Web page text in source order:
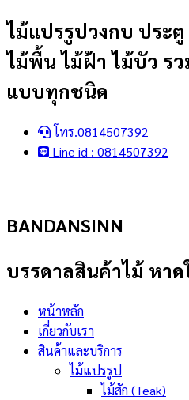
Skip
content
ไม้แปรรูปวงกบ ประ
ไม้พื้น ไม้ฝ้า ไม้บัว ร
แบบทุกชนิด
โทร.0814507392
Line id : 0814507392
BANDANSINN
บรรดาลสินค้าไม้ หา
หน้าหลัก
เกี่ยวกับเรา
สินค้าและบริการ
ไม้แปรรูป
ไม้สัก (Teak)